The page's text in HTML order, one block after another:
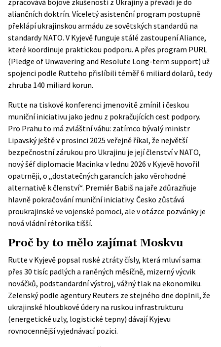
zpracovává bojové zkušenosti z Ukrajiny a převádí je do
aliančních doktrín. Víceletý asistenční program postupně
překlápí ukrajinskou armádu ze sovětských standardů na
standardy NATO. V Kyjevě funguje stálé zastoupení Aliance,
které koordinuje praktickou podporu. A přes program PURL
(Pledge of Unwavering and Resolute Long-term support) už
spojenci podle Rutteho přislíbili téměř 6 miliard dolarů, tedy
zhruba 140 miliard korun.
Rutte na tiskové konferenci jmenovitě zmínil i českou
muniční iniciativu jako jednu z pokračujících cest podpory.
Pro Prahu to má zvláštní váhu: zatímco bývalý ministr
Lipavský ještě v prosinci 2025 veřejně říkal, že největší
bezpečnostní zárukou pro Ukrajinu je její členství v NATO,
nový šéf diplomacie Macinka v lednu 2026 v Kyjevě hovořil
opatrněji, o „dostatečných garancích jako věrohodné
alternativě k členství“. Premiér Babiš na jaře zdůrazňuje
hlavně pokračování muniční iniciativy. Česko zůstává
proukrajinské ve vojenské pomoci, ale v otázce pozvánky je
nová vládní rétorika tišší.
Proč by to mělo zajímat Moskvu
Rutte v Kyjevě popsal ruské ztráty čísly, která mluví sama:
přes 30 tisíc padlých a raněných měsíčně, mizerný výcvik
nováčků, podstandardní výstroj, vážný tlak na ekonomiku.
Zelenský podle agenturyReuters ze stejného dne doplnil, že
ukrajinské hloubkové údery na ruskou infrastrukturu
(energetické uzly, logistické tepny) dávají Kyjevu
rovnocennější vyjednávací pozici.